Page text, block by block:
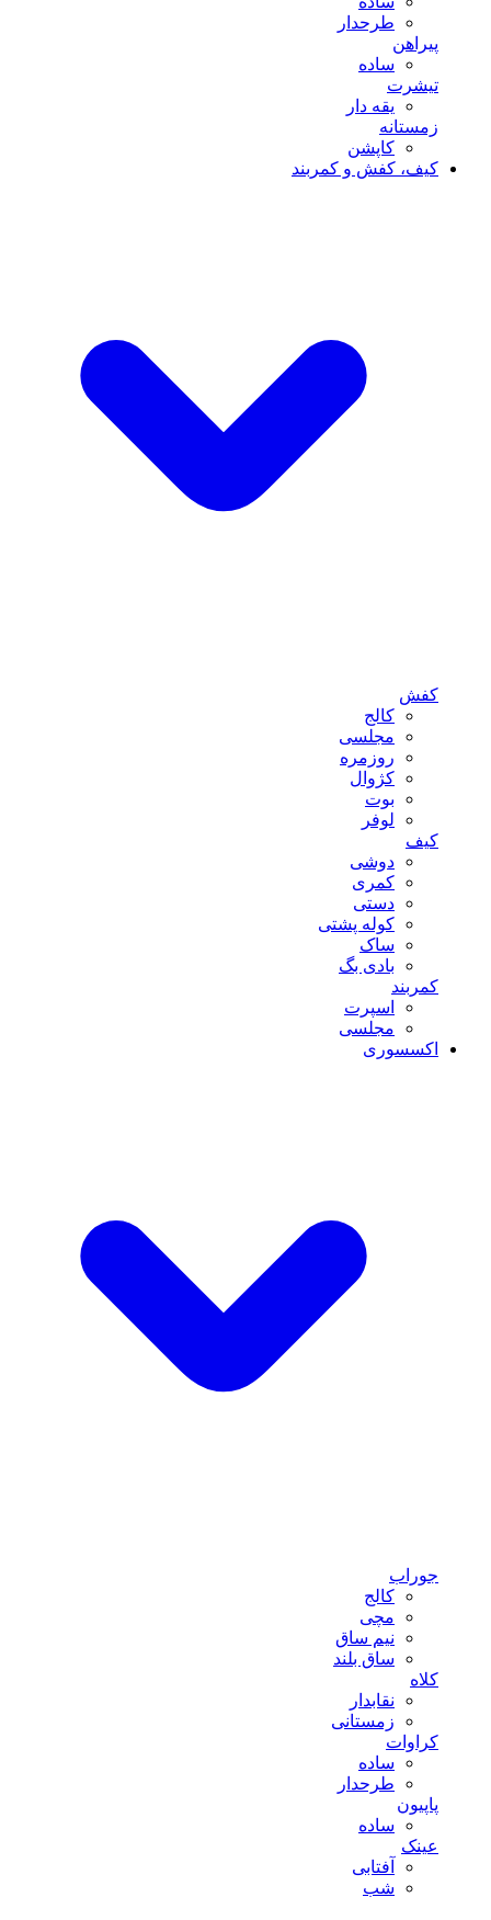
طرحدار
پیراهن
ساده
تیشرت
یقه دار
زمستانه
کاپشن
کیف، کفش و کمربند
کفش
کالج
مجلسی
روزمره
کژوال
بوت
لوفر
کیف
دوشی
کمری
دستی
کوله پشتی
ساک
بادی بگ
کمربند
اسپرت
مجلسی
اکسسوری
جوراب
کالج
مچی
نیم ساق
ساق بلند
کلاه
نقابدار
زمستانی
کراوات
ساده
طرحدار
پاپیون
ساده
عینک
آفتابی
شب